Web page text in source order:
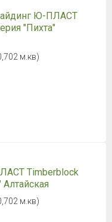
Ю-ПЛАСТ
"Пихта"
м.кв)
Timberblock
Алтайская
м.кв)